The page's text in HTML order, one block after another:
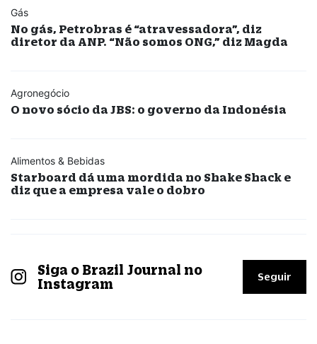
Gás
No gás, Petrobras é “atravessadora”, diz
diretor da ANP. “Não somos ONG,” diz Magda
Agronegócio
O novo sócio da JBS: o governo da Indonésia
Alimentos & Bebidas
Starboard dá uma mordida no Shake Shack e
diz que a empresa vale o dobro
Siga o Brazil Journal no
Instagram
Seguir